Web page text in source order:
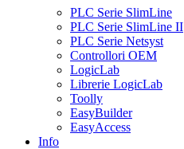
PLC Serie SlimLine
PLC Serie SlimLine II
PLC Serie Netsyst
Controllori OEM
LogicLab
Librerie LogicLab
Toolly
EasyBuilder
EasyAccess
Info